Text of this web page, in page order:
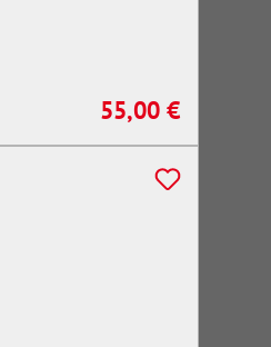
Regulärer Preis:
55,00 €